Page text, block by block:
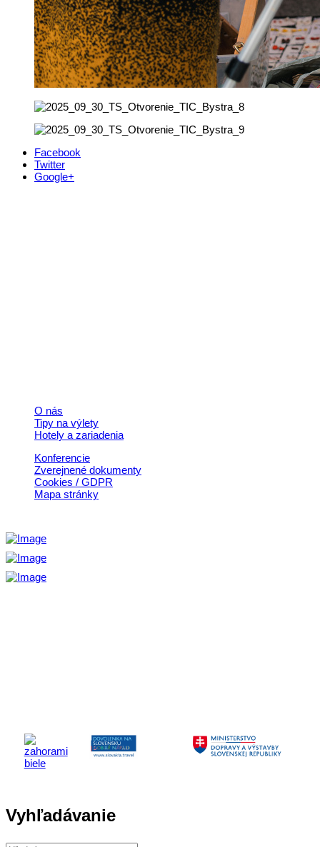
Facebook
Twitter
Google+
O nás
Tipy na výlety
Hotely a zariadenia
Konferencie
Zverejnené dokumenty
Cookies / GDPR
Mapa stránky
Vyhľadávanie